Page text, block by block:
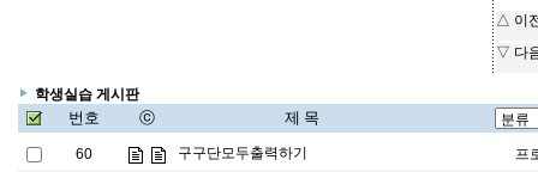
△ 이
▽ 다
학생실습 게시판
번호 ⓒ 제 목
60 구구단모두출력하기
프